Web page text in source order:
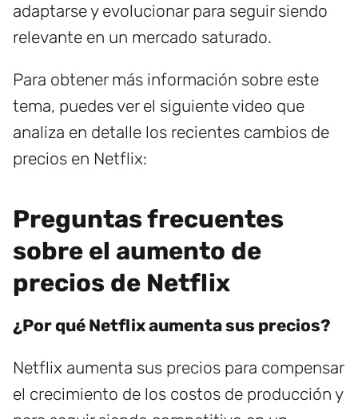
adaptarse y evolucionar para seguir siendo
relevante en un mercado saturado.
Para obtener más información sobre este
tema, puedes ver el siguiente video que
analiza en detalle los recientes cambios de
precios en Netflix:
Preguntas frecuentes
sobre el aumento de
precios de Netflix
¿Por qué Netflix aumenta sus precios?
Netflix aumenta sus precios para compensar
el crecimiento de los costos de producción y